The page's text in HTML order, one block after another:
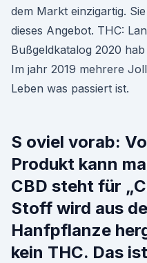
dem Markt einzigartig.
dieses Angebot. THC:
Bußgeldkatalog 2020
Im jahr 2019 mehrere
Leben was passiert ist.
S oviel vorab:
Produkt kann
CBD steht für
Stoff wird aus
Hanfpflanze
kein THC. Das